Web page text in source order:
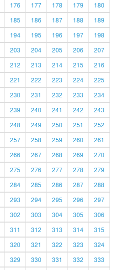
176 177 178 179
180
185 186 187 188
189
194 195 196 197
198
203 204 205 206
207
212 213 214 215
216
221 222 223 224
225
230 231 232 233
234
239 240 241 242
243
248 249 250 251
252
257 258 259 260
261
266 267 268 269
270
275 276 277 278
279
284 285 286 287
288
293 294 295 296
297
302 303 304 305
306
311 312 313 314
315
320 321 322 323
324
329 330 331 332 333